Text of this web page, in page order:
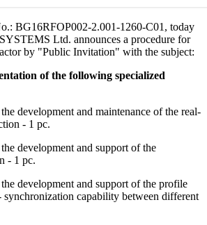
BG16RFOP002-2.001-1260-C01, today
Ltd. announces a procedure for
by "Public Invitation" with the subject:
of the following specialized
development and maintenance of the real-
- 1 pc.
development and support of the
- 1 pc.
development and support of the profile
synchronization capability between different